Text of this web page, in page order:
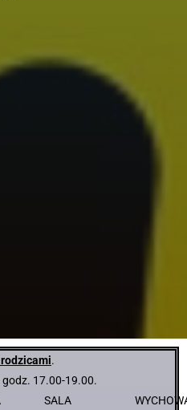
.
17.00-19.00.
SALA